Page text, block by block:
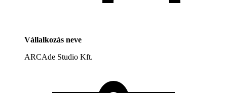
Vállalkozás neve
ARCAde Studio Kft.